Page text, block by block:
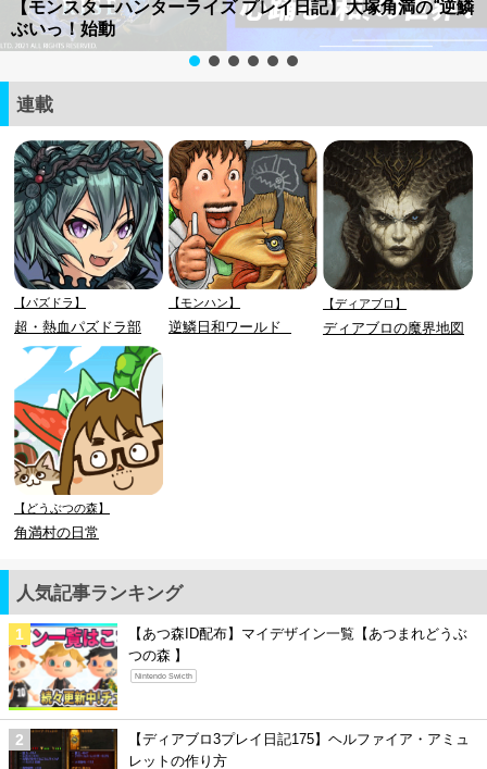
【モンスターハンターライズ プレイ日記】大塚角満の“逆鱗
ぶいっ！始動
連載
【パズドラ】
超・熱血パズドラ部
【モンハン】
逆鱗日和ワールド
【ディアブロ】
ディアブロの魔界地図
【どうぶつの森】
角満村の日常
人気記事ランキング
【あつ森ID配布】マイデザイン一覧【あつまれどうぶ
つの森 】
Nintendo Swicth
【ディアブロ3プレイ日記175】ヘルファイア・アミュ
レットの作り方